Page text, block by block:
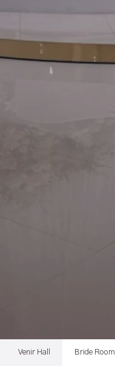
Venir Hall Bride Room